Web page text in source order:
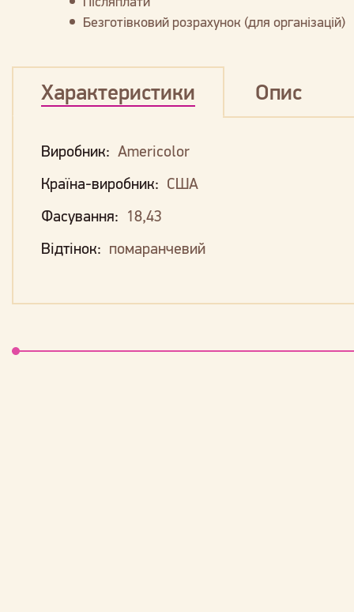
Безготівковий розрахунок (для організацій)
Характеристики Опис
Виробник: Americolor
Країна-виробник: США
Фасування: 18,43
Відтінок: помаранчевий